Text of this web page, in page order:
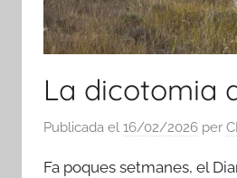
La dicotomia
Publicada el 16/02/2026 per
Fa poques setmanes, el